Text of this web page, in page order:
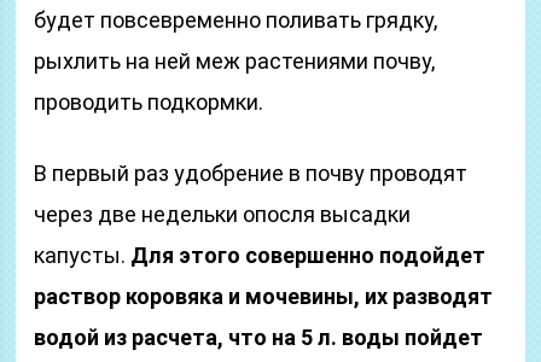
будет повсевременно поливать грядку,
рыхлить на ней меж растениями почву,
проводить подкормки.
В первый раз удобрение в почву проводят
через две недельки опосля высадки
капусты. Для этого совершенно подойдет
раствор коровяка и мочевины, их разводят
водой из расчета, что на 5 л. воды пойдет